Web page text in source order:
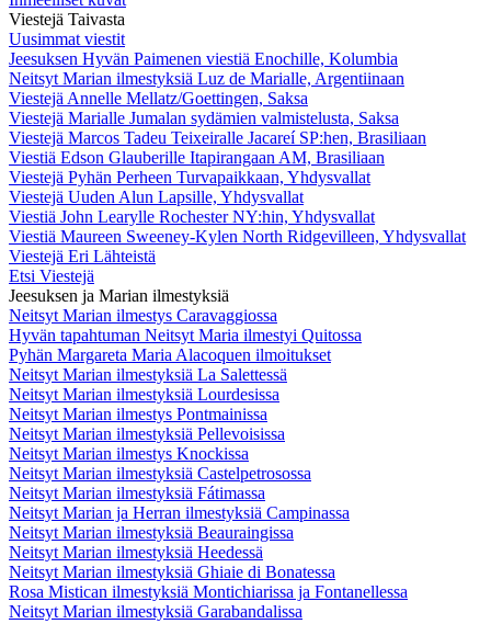
Viestejä Taivasta
Uusimmat viestit
Jeesuksen Hyvän Paimenen viestiä Enochille, Kolumbia
Neitsyt Marian ilmestyksiä Luz de Marialle, Argentiinaan
Viestejä Annelle Mellatz/Goettingen, Saksa
Viestejä Marialle Jumalan sydämien valmistelusta, Saksa
Viestejä Marcos Tadeu Teixeiralle Jacareí SP:hen, Brasiliaan
Viestiä Edson Glauberille Itapirangaan AM, Brasiliaan
Viestejä Pyhän Perheen Turvapaikkaan, Yhdysvallat
Viestejä Uuden Alun Lapsille, Yhdysvallat
Viestiä John Learylle Rochester NY:hin, Yhdysvallat
Viestiä Maureen Sweeney-Kylen North Ridgevilleen, Yhdysvallat
Viestejä Eri Lähteistä
Etsi Viestejä
Jeesuksen ja Marian ilmestyksiä
Neitsyt Marian ilmestys Caravaggiossa
Hyvän tapahtuman Neitsyt Maria ilmestyi Quitossa
Pyhän Margareta Maria Alacoquen ilmoitukset
Neitsyt Marian ilmestyksiä La Salettessä
Neitsyt Marian ilmestyksiä Lourdesissa
Neitsyt Marian ilmestys Pontmainissa
Neitsyt Marian ilmestyksiä Pellevoisissa
Neitsyt Marian ilmestys Knockissa
Neitsyt Marian ilmestyksiä Castelpetrosossa
Neitsyt Marian ilmestyksiä Fátimassa
Neitsyt Marian ja Herran ilmestyksiä Campinassa
Neitsyt Marian ilmestyksiä Beauraingissa
Neitsyt Marian ilmestyksiä Heedessä
Neitsyt Marian ilmestyksiä Ghiaie di Bonatessa
Rosa Mistican ilmestyksiä Montichiarissa ja Fontanellessa
Neitsyt Marian ilmestyksiä Garabandalissa